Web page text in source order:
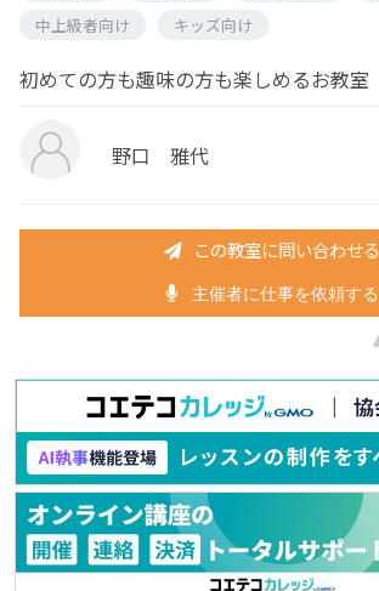
中上級者向け
キッズ向け
初めての方も趣味の方も楽しめるお教室
野口 雅代
この教室に問い合わせる
主催者に仕事を依頼する